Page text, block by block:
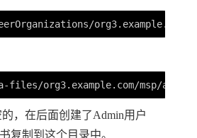
，在后面创建了Admin用户
复制到这个目录中。